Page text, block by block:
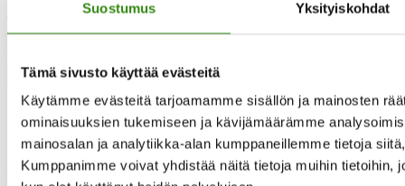
Suostumus Yksityiskohdat
Tämä sivusto käyttää evästeitä
Käytämme evästeitä tarjoamamme sisällön ja mainosten
ominaisuuksien tukemiseen ja kävijämäärämme
mainosalan ja analytiikka-alan kumppaneillemme tietoja
Kumppanimme voivat yhdistää näitä tietoja muihin tietoihin,
Maaseudun tukihenkilöverkko täyttää tänä vuonna 25 vuotta.
Juhlavuoden kunniaksi julkaisemme 25 tarinaa verkon
Yhteystietomme